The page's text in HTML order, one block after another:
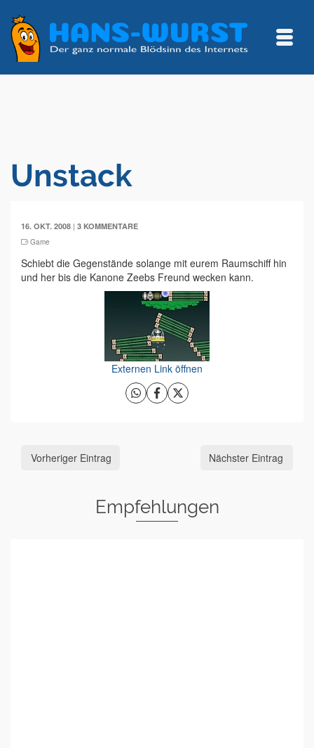
Unstack
16. OKT. 2008 | 3 KOMMENTARE
Game
Schiebt die Gegenstände solange mit eurem Raumschiff hin
und her bis die Kanone Zeebs Freund wecken kann.
Externen Link öffnen
Vorheriger Eintrag Nächster Eintrag
Empfehlungen